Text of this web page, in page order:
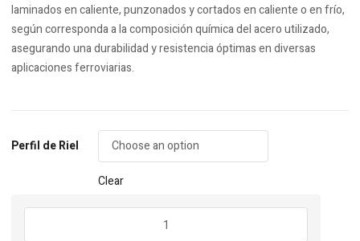
laminados en caliente, punzonados y cortados en caliente o en frío,
según corresponda a la composición química del acero utilizado,
asegurando una durabilidad y resistencia óptimas en diversas
aplicaciones ferroviarias.
Perfil de Riel
Clear